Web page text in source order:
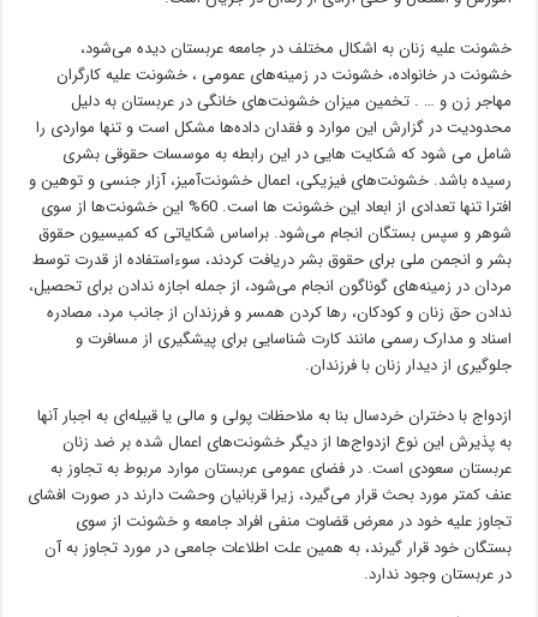
خشونت علیه زنان به اشکال مختلف در جامعه عربستان دیده می‌شود،
خشونت در خانواده، خشونت در زمینه‌های عمومی ، خشونت علیه کارگران
مهاجر زن و … . تخمین میزان خشونت‌های خانگی در عربستان به دلیل
محدودیت در گزارش این موارد و فقدان داده‌ها مشکل است و تنها مواردی را
شامل می شود که شکایت هایی در این رابطه به موسسات حقوقی بشری
رسیده باشد. خشونت‌های فیزیکی، اعمال خشونت‌آمیز، آزار جنسی و توهین و
افترا تنها تعدادی از ابعاد این خشونت ها است. 60% این خشونت‌ها از سوی
شوهر و سپس بستگان انجام می‌شود. براساس شکایاتی که کمیسیون حقوق
بشر و انجمن ملی برای حقوق بشر دریافت کردند، سوءاستفاده از قدرت توسط
مردان در زمینه‌های گوناگون انجام می‌شود، از جمله اجازه ندادن برای تحصیل،
ندادن حق زنان و کودکان، رها کردن همسر و فرزندان از جانب مرد، مصادره
اسناد و مدارک رسمی مانند کارت شناسایی برای پیشگیری از مسافرت و
جلوگیری از دیدار زنان با فرزندان.
ازدواج با دختران خردسال بنا به ملاحظات پولی و مالی یا قبیله‌ای به اجبار آنها
به پذیرش این نوع ازدواج‌ها از دیگر خشونت‌های اعمال شده بر ضد زنان
عربستان سعودی است. در فضای عمومی عربستان موارد مربوط به تجاوز به
عنف کمتر مورد بحث قرار می‌گیرد، زیرا قربانیان وحشت دارند در صورت افشای
تجاوز علیه خود در معرض قضاوت منفی افراد جامعه و خشونت از سوی
بستگان خود قرار گیرند، به همین علت اطلاعات جامعی در مورد تجاوز به آن
در عربستان وجود ندارد.